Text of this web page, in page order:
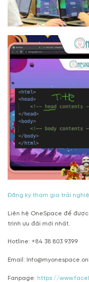
Đăng ký tham gia trải
Liên hệ OneSpace để
trình ưu đãi mới nhất.
Hotline: +84 38 803 9399
Email:
Fanpage: https://